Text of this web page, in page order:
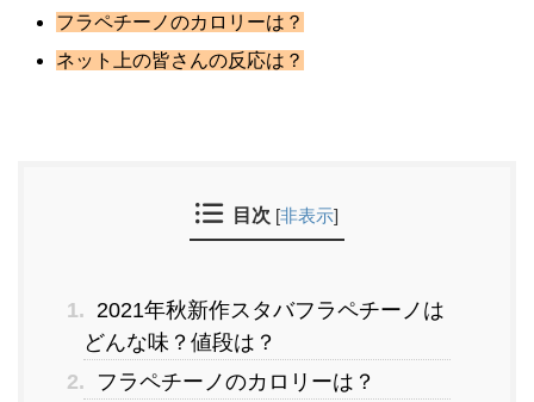
フラペチーノのカロリーは？
ネット上の皆さんの反応は？
目次 [非表示]
1. 2021年秋新作スタバフラペチーノは
どんな味？値段は？
2.
フラペチーノのカロリーは？